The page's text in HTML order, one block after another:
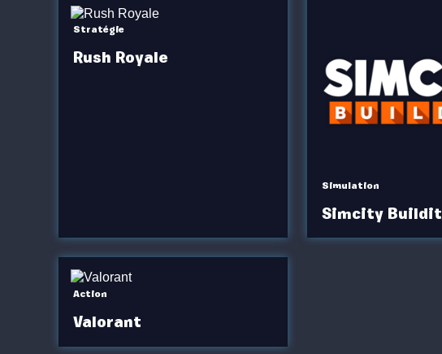
Stratégie
Rush Royale
Simulation
Simcity Buildit
Action
Valorant